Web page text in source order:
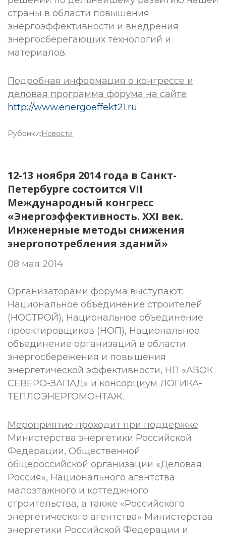
страны в области повышения
энергоэффективности и внедрения
энергосберегающих технологий и
материалов.
Подробная информация о конгрессе и
деловая программа форума на сайте
http://www.energoeffekt21.ru.
Рубрики:Новости
12-13 ноября 2014 года в Санкт-
Петербурге состоится VII
Международный конгресс
«Энергоэффективность. XXI век.
Инженерные методы снижения
энергопотребления зданий»
08 мая 2014
Организаторами форума выступают:
Национальное объединение строителей
(НОСТРОЙ), Национальное объединение
проектировщиков (НОП), Национальное
объединение организаций в области
энергосбережения и повышения
энергетической эффективности, НП «АВОК
СЕВЕРО-ЗАПАД» и консорциум ЛОГИКА-
ТЕПЛОЭНЕРГОМОНТАЖ.
Мероприятие проходит при поддержке
Министерства энергетики Российской
Федерации, Общественной
общероссийской организации «Деловая
Россия», Национального агентства
малоэтажного и коттеджного
строительства, а также «Российского
энергетического агентства» Министерства
энергетики Российской Федерации и